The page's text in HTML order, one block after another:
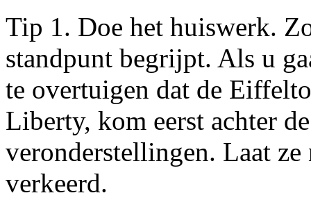
Tip 1. Doe het huiswerk.
standpunt begrijpt. Als u
te overtuigen dat de
Liberty, kom eerst achter
veronderstellingen. Laat
verkeerd.